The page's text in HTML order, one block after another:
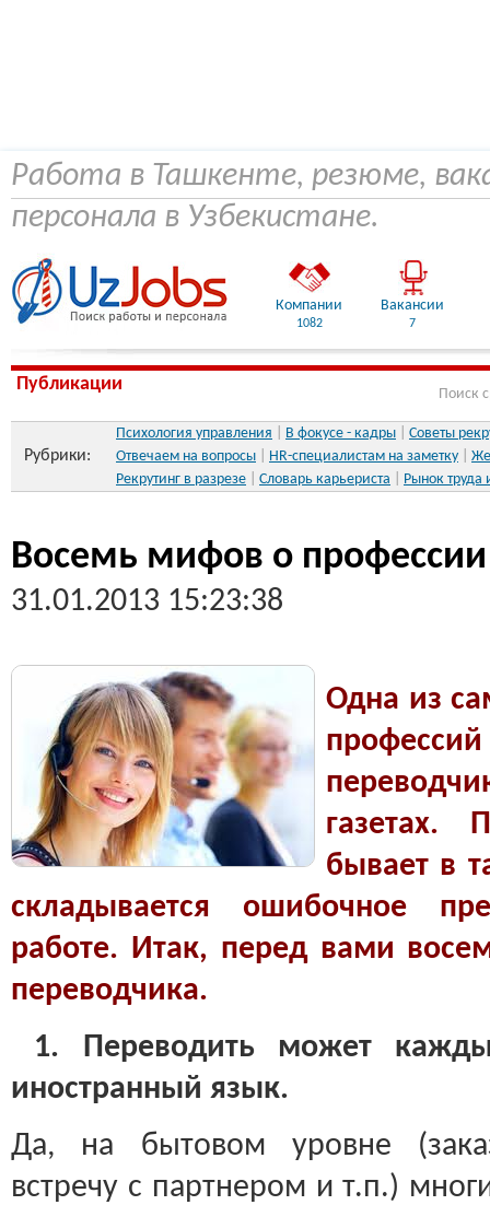
Работа в Ташкенте, резюме,
персонала в Узбекистане.
Компании
1082
Вакансии
7
Публикации Поиск
Рубрики:
Психология управления В фокусе - кадры
Советы
Отвечаем на вопросы
HR-специалистам на заметку
Рекрутинг в разрезе
Словарь карьериста Рынок труда
Восемь мифов о
31.01.2013 15:23:38
Одна из
газетах.
бывает в
складывается ошибочное
работе. Итак, перед вами
переводчика.
1. Переводить может
иностранный язык.
Да, на бытовом уровне
встречу с партнером и т.п.)